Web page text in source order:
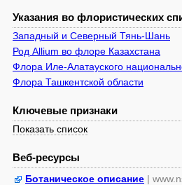
Указания во флористических
Западный и Северный Тянь-Шань
Род Allium во флоре Казахстана
Флора Иле-Алатауского
Флора Ташкентской области
Ключевые признаки
Показать список
Веб-ресурсы
Ботаническое описание |